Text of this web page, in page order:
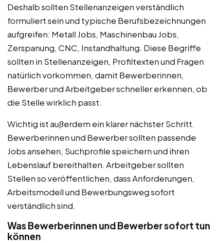
Deshalb sollten Stellenanzeigen verständlich
formuliert sein und typische Berufsbezeichnungen
aufgreifen: Metall Jobs, Maschinenbau Jobs,
Zerspanung, CNC, Instandhaltung. Diese Begriffe
sollten in Stellenanzeigen, Profiltexten und Fragen
natürlich vorkommen, damit Bewerberinnen,
Bewerber und Arbeitgeber schneller erkennen, ob
die Stelle wirklich passt.
Wichtig ist außerdem ein klarer nächster Schritt.
Bewerberinnen und Bewerber sollten passende
Jobs ansehen, Suchprofile speichern und ihren
Lebenslauf bereithalten. Arbeitgeber sollten
Stellen so veröffentlichen, dass Anforderungen,
Arbeitsmodell und Bewerbungsweg sofort
verständlich sind.
Was Bewerberinnen und Bewerber sofort tun
können